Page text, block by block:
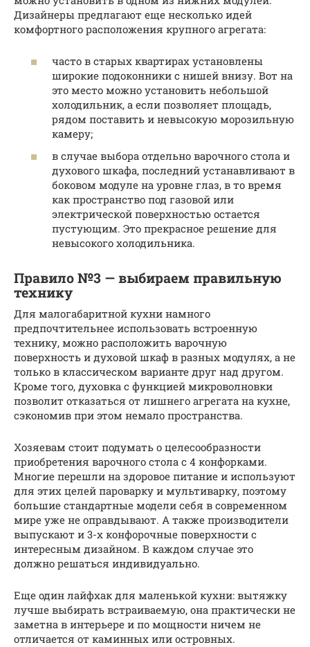
Дизайнеры предлагают еще несколько идей
комфортного расположения крупного агрегата:
часто в старых квартирах установлены
широкие подоконники с нишей внизу. Вот на
это место можно установить небольшой
холодильник, а если позволяет площадь,
рядом поставить и невысокую морозильную
камеру;
в случае выбора отдельно варочного стола и
духового шкафа, последний устанавливают в
боковом модуле на уровне глаз, в то время
как пространство под газовой или
электрической поверхностью остается
пустующим. Это прекрасное решение для
невысокого холодильника.
Правило №3 — выбираем правильную
технику
Для малогабаритной кухни намного
предпочтительнее использовать встроенную
технику, можно расположить варочную
поверхность и духовой шкаф в разных модулях, а не
только в классическом варианте друг над другом.
Кроме того, духовка с функцией микроволновки
позволит отказаться от лишнего агрегата на кухне,
сэкономив при этом немало пространства.
Хозяевам стоит подумать о целесообразности
приобретения варочного стола с 4 конфорками.
Многие перешли на здоровое питание и используют
для этих целей пароварку и мультиварку, поэтому
большие стандартные модели себя в современном
мире уже не оправдывают. А также производители
выпускают и 3-х конфорочные поверхности с
интересным дизайном. В каждом случае это
должно решаться индивидуально.
Еще один лайфхак для маленькой кухни: вытяжку
лучше выбирать встраиваемую, она практически не
заметна в интерьере и по мощности ничем не
отличается от каминных или островных.